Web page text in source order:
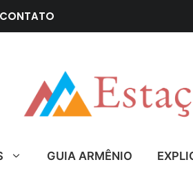
CONTATO
GUIA ARMÊNIO